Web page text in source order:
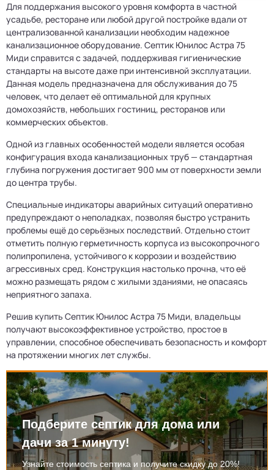
Для поддержания высокого уровня комфорта в частной
усадьбе, ресторане или любой другой постройке вдали от
централизованной канализации необходим надежное
канализационное оборудование. Септик Юнилос Астра 75
Миди справится с задачей, поддерживая гигиенические
стандарты на высоте даже при интенсивной эксплуатации.
Данная модель предназначена для обслуживания до 75
человек, что делает её оптимальной для крупных
домохозяйств, небольших гостиниц, ресторанов или
коммерческих объектов.
Одной из главных особенностей модели является особая
конфигурация входа канализационных труб — стандартная
глубина погружения достигает 900 мм от поверхности земли
до центра трубы.
Специальные индикаторы аварийных ситуаций оперативно
предупреждают о неполадках, позволяя быстро устранить
проблемы ещё до серьёзных последствий. Отдельно стоит
отметить полную герметичность корпуса из высокопрочного
полипропилена, устойчивого к коррозии и воздействию
агрессивных сред. Конструкция настолько прочна, что её
можно размещать рядом с жилыми зданиями, не опасаясь
неприятного запаха.
Решив купить Септик Юнилос Астра 75 Миди, владельцы
получают высокоэффективное устройство, простое в
управлении, способное обеспечивать безопасность и комфорт
на протяжении многих лет службы.
Подберите септик для дома или
дачи за 1 минуту!
Узнайте стоимость септика и получите скидку до 20%!